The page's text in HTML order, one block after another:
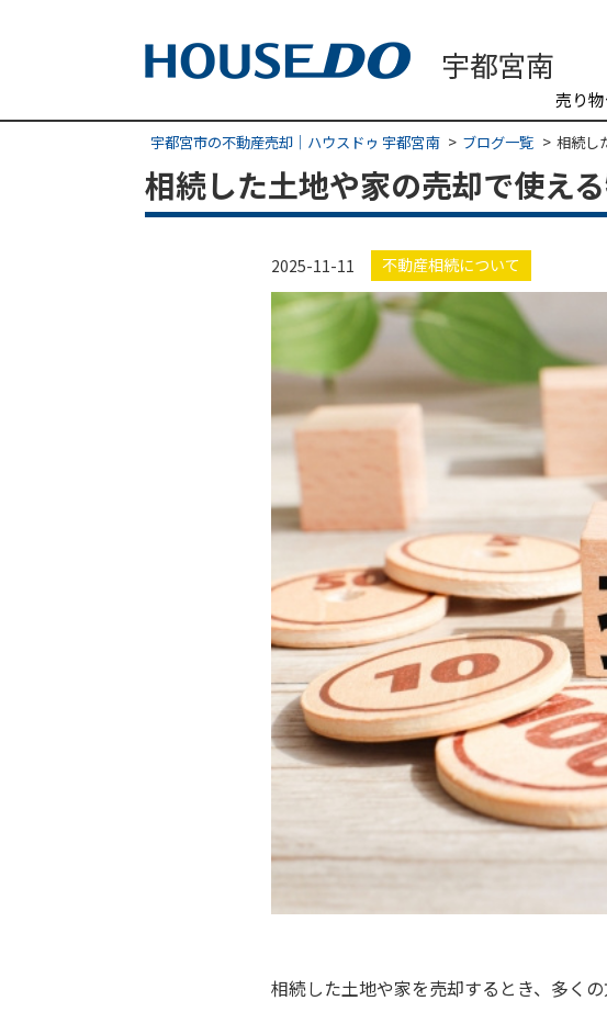
売り
宇都宮市の不動産売却｜ハウスドゥ 宇都宮南 ブログ一覧 相続し
相続した土地や家の売却で使え
2025-11-11 不動産相続について
相続した土地や家を売却するとき、多く